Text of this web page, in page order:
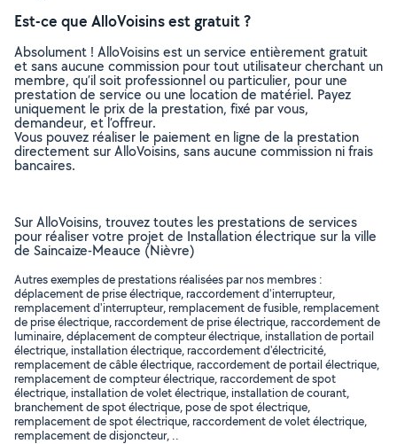
Est-ce que AlloVoisins est gratuit ?
Absolument ! AlloVoisins est un service entièrement gratuit
et sans aucune commission pour tout utilisateur cherchant un
membre, qu’il soit professionnel ou particulier, pour une
prestation de service ou une location de matériel. Payez
uniquement le prix de la prestation, fixé par vous,
demandeur, et l’offreur.
Vous pouvez réaliser le paiement en ligne de la prestation
directement sur AlloVoisins, sans aucune commission ni frais
bancaires.
Sur AlloVoisins, trouvez toutes les prestations de services
pour réaliser votre projet de Installation électrique sur la ville
de Saincaize-Meauce (Nièvre)
Autres exemples de prestations réalisées par nos membres :
déplacement de prise électrique, raccordement d'interrupteur,
remplacement d'interrupteur, remplacement de fusible, remplacement
de prise électrique, raccordement de prise électrique, raccordement de
luminaire, déplacement de compteur électrique, installation de portail
électrique, installation électrique, raccordement d'électricité,
remplacement de câble électrique, raccordement de portail électrique,
remplacement de compteur électrique, raccordement de spot
électrique, installation de volet électrique, installation de courant,
branchement de spot électrique, pose de spot électrique,
remplacement de spot électrique, raccordement de volet électrique,
remplacement de disjoncteur, ..